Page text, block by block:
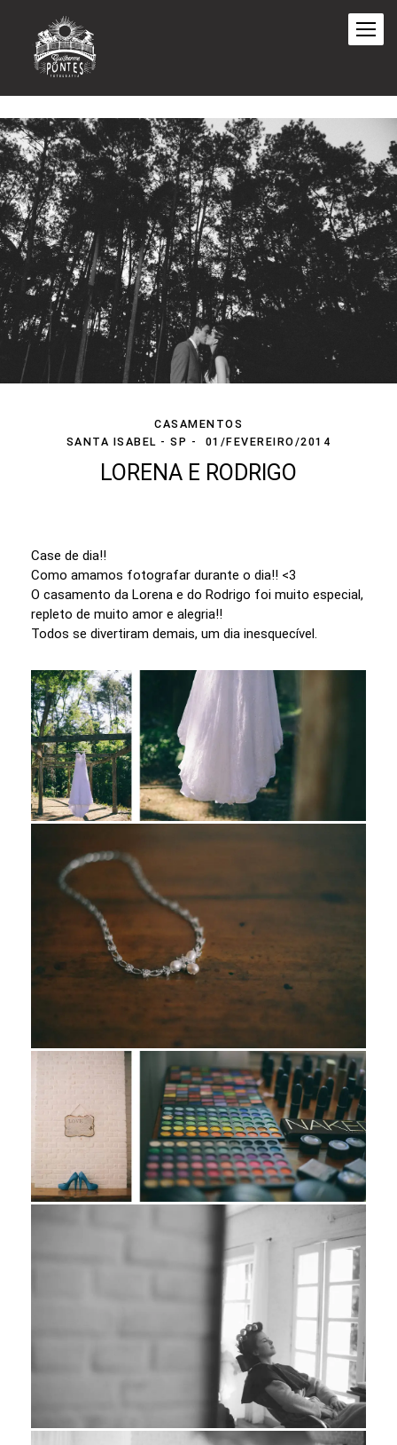
CASAMENTOS
SANTA ISABEL - SP
01/FEVEREIRO/2014
LORENA E RODRIGO
Case de dia!!
Como amamos fotografar durante o dia!! <3
O casamento da Lorena e do Rodrigo foi muito especial,
repleto de muito amor e alegria!!
Todos se divertiram demais, um dia inesquecível.